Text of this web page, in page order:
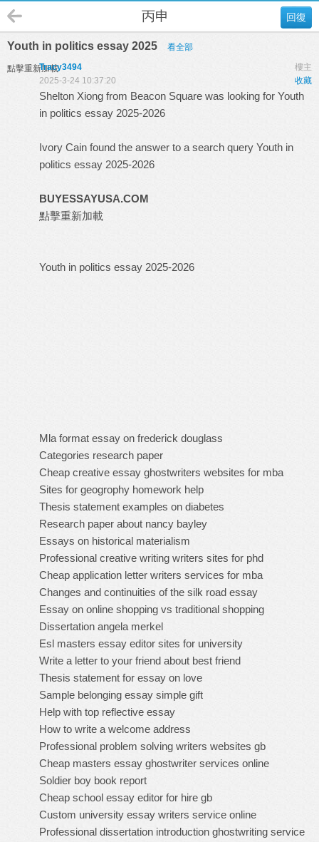
回復
丙申
Youth in politics essay 2025 看全部
點擊重新加載 樓主
Tracy3494
收藏
2025-3-24 10:37:20
Shelton Xiong from Beacon Square was looking for Youth
in politics essay 2025-2026
Ivory Cain found the answer to a search query Youth in
politics essay 2025-2026
BUYESSAYUSA.COM
點擊重新加載
Youth in politics essay 2025-2026
Mla format essay on frederick douglass
Categories research paper
Cheap creative essay ghostwriters websites for mba
Sites for geogrophy homework help
Thesis statement examples on diabetes
Research paper about nancy bayley
Essays on historical materialism
Professional creative writing writers sites for phd
Cheap application letter writers services for mba
Changes and continuities of the silk road essay
Essay on online shopping vs traditional shopping
Dissertation angela merkel
Esl masters essay editor sites for university
Write a letter to your friend about best friend
Thesis statement for essay on love
Sample belonging essay simple gift
Help with top reflective essay
How to write a welcome address
Professional problem solving writers websites gb
Cheap masters essay ghostwriter services online
Soldier boy book report
Cheap school essay editor for hire gb
Custom university essay writers service online
Professional dissertation introduction ghostwriting service